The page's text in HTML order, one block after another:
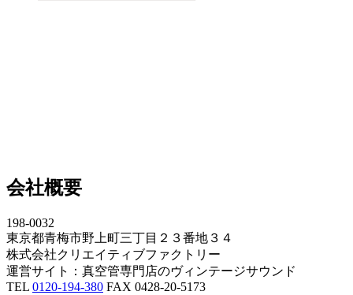
会社概要
198-0032
東京都青梅市野上町三丁目２３番地３４
株式会社クリエイティブファクトリー
運営サイト：真空管専門店のヴィンテージサウンド
TEL 0120-194-380 FAX 0428-20-5173